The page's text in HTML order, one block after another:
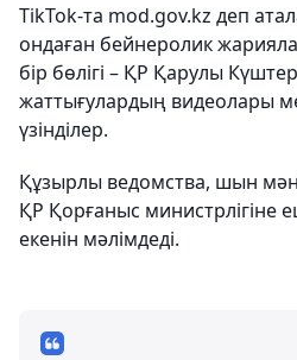
TikTok-та mod.gov.kz деп
ондаған бейнеролик
бір бөлігі – ҚР Қарулы
жаттығулардың видеолары
үзінділер.
Құзырлы ведомства, шын
ҚР Қорғаныс министрлігіне
екенін мәлімдеді.